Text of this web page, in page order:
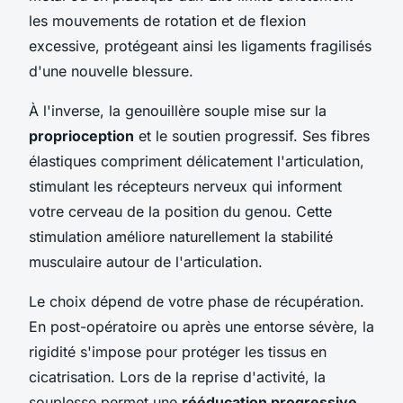
les mouvements de rotation et de flexion
excessive, protégeant ainsi les ligaments fragilisés
d'une nouvelle blessure.
À l'inverse, la genouillère souple mise sur la
proprioception et le soutien progressif. Ses fibres
élastiques compriment délicatement l'articulation,
stimulant les récepteurs nerveux qui informent
votre cerveau de la position du genou. Cette
stimulation améliore naturellement la stabilité
musculaire autour de l'articulation.
Le choix dépend de votre phase de récupération.
En post-opératoire ou après une entorse sévère, la
rigidité s'impose pour protéger les tissus en
cicatrisation. Lors de la reprise d'activité, la